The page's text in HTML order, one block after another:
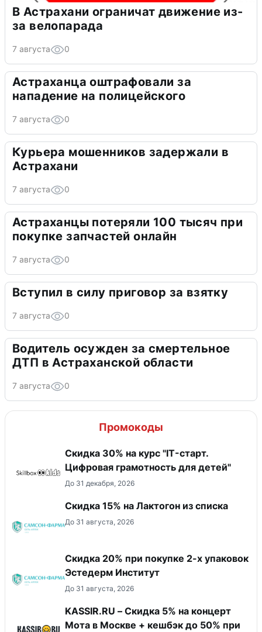
В Астрахани ограничат движение из-
за велопарада
7 августа 0
Астраханца оштрафовали за
нападение на полицейского
7 августа 0
Курьера мошенников задержали в
Астрахани
7 августа 0
Астраханцы потеряли 100 тысяч при
покупке запчастей онлайн
7 августа 0
Вступил в силу приговор за взятку
7 августа 0
Водитель осужден за смертельное
ДТП в Астраханской области
7 августа 0
Промокоды
Скидка 30% на курс "IT-старт.
Цифровая грамотность для детей"
До 31 декабря, 2026
Скидка 15% на Лактогон из списка
До 31 августа, 2026
Скидка 20% при покупке 2-х упаковок
Эстедерм Институт
До 31 августа, 2026
KASSIR.RU – Скидка 5% на концерт
Мота в Москве + кешбэк до 50% при